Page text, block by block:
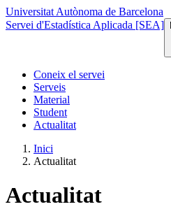
Universitat Autònoma de Barcelona
Servei d'Estadística Aplicada [SEA]
Coneix el servei
Serveis
Material
Student
Actualitat
Inici
Actualitat
Actualitat